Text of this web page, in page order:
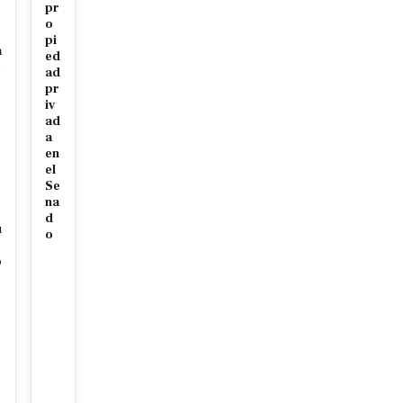
pr
o
pi
ed
ad
pr
iv
ad
a
en
el
Se
na
d
o